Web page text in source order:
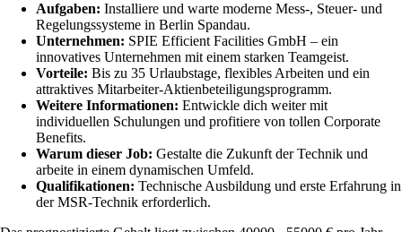
Aufgaben: Installiere und warte moderne Mess-, Steuer- und
Regelungssysteme in Berlin Spandau.
Unternehmen: SPIE Efficient Facilities GmbH – ein
innovatives Unternehmen mit einem starken Teamgeist.
Vorteile: Bis zu 35 Urlaubstage, flexibles Arbeiten und ein
attraktives Mitarbeiter-Aktienbeteiligungsprogramm.
Weitere Informationen: Entwickle dich weiter mit
individuellen Schulungen und profitiere von tollen Corporate
Benefits.
Warum dieser Job: Gestalte die Zukunft der Technik und
arbeite in einem dynamischen Umfeld.
Qualifikationen: Technische Ausbildung und erste Erfahrung in
der MSR-Technik erforderlich.